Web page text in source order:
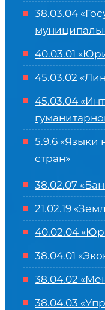
38.03.04
40.03.01
45.03.02
45.03.04 «
5.9.6 «Языки
стран»
38.02.07
21.02.19
40.02.04
38.04.01
38.04.02
38.04.03